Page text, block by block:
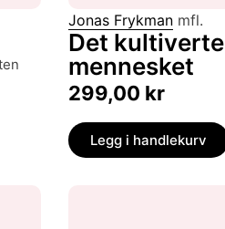
Jonas Frykman mfl.
Det kultiverte
mennesket
299,00 kr
Legg i handlekurv